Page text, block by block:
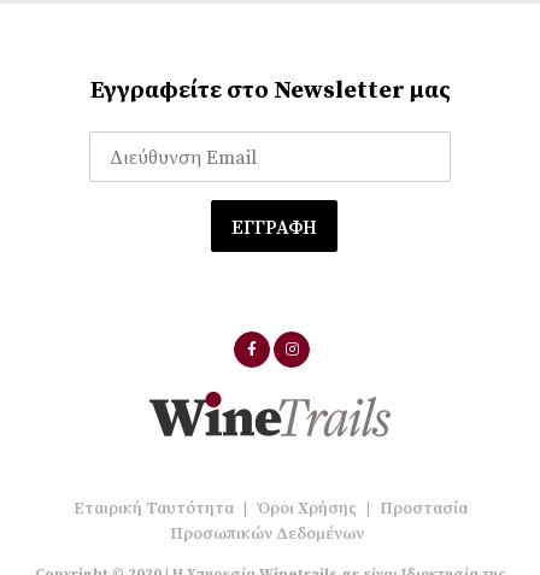
Εγγραφείτε στο Newsletter μας
Εταιρική Ταυτότητα | Όροι Χρήσης | Προστασία
Προσωπικών Δεδομένων